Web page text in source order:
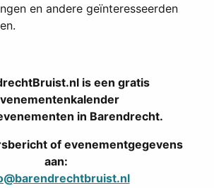
en andere geïnteresseerden
is een gratis
in Barendrecht.
of evenementgegevens
aan: